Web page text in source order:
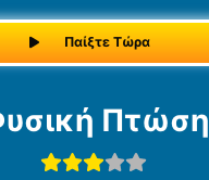
Παίξτε Τώρα
Φυσική Πτώση